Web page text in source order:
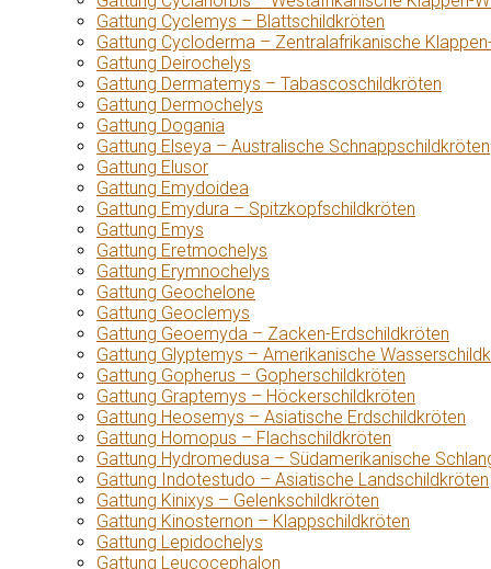
Gattung Cyclemys – Blattschildkröten
Gattung Cycloderma – Zentralafrikanische
Gattung Deirochelys
Gattung Dermatemys – Tabascoschildkröten
Gattung Dermochelys
Gattung Dogania
Gattung Elseya – Australische Schnappschildkröten
Gattung Elusor
Gattung Emydoidea
Gattung Emydura – Spitzkopfschildkröten
Gattung Emys
Gattung Eretmochelys
Gattung Erymnochelys
Gattung Geochelone
Gattung Geoclemys
Gattung Geoemyda – Zacken-Erdschildkröten
Gattung Glyptemys – Amerikanische
Gattung Gopherus – Gopherschildkröten
Gattung Graptemys – Höckerschildkröten
Gattung Heosemys – Asiatische Erdschildkröten
Gattung Homopus – Flachschildkröten
Gattung Hydromedusa – Südamerikanische
Gattung Indotestudo – Asiatische Landschildkröten
Gattung Kinixys – Gelenkschildkröten
Gattung Kinosternon – Klappschildkröten
Gattung Lepidochelys
Gattung Leucocephalon